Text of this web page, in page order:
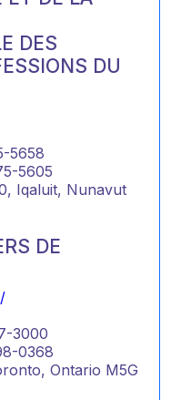
DES
DU
5658
5605
Iqaluit, Nunavut
DE
3000
0368
Ontario M5G